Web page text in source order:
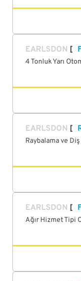
EARLSDON
4 Tonluk Yarı
EARLSDON
Raybalama ve
EARLSDON
Ağır Hizmet Tipi